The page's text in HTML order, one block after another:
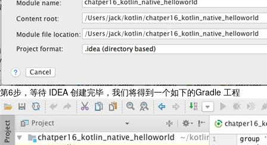
第6步，等待 IDEA 创建完毕，我们将得到一个如下的Gradle 工程